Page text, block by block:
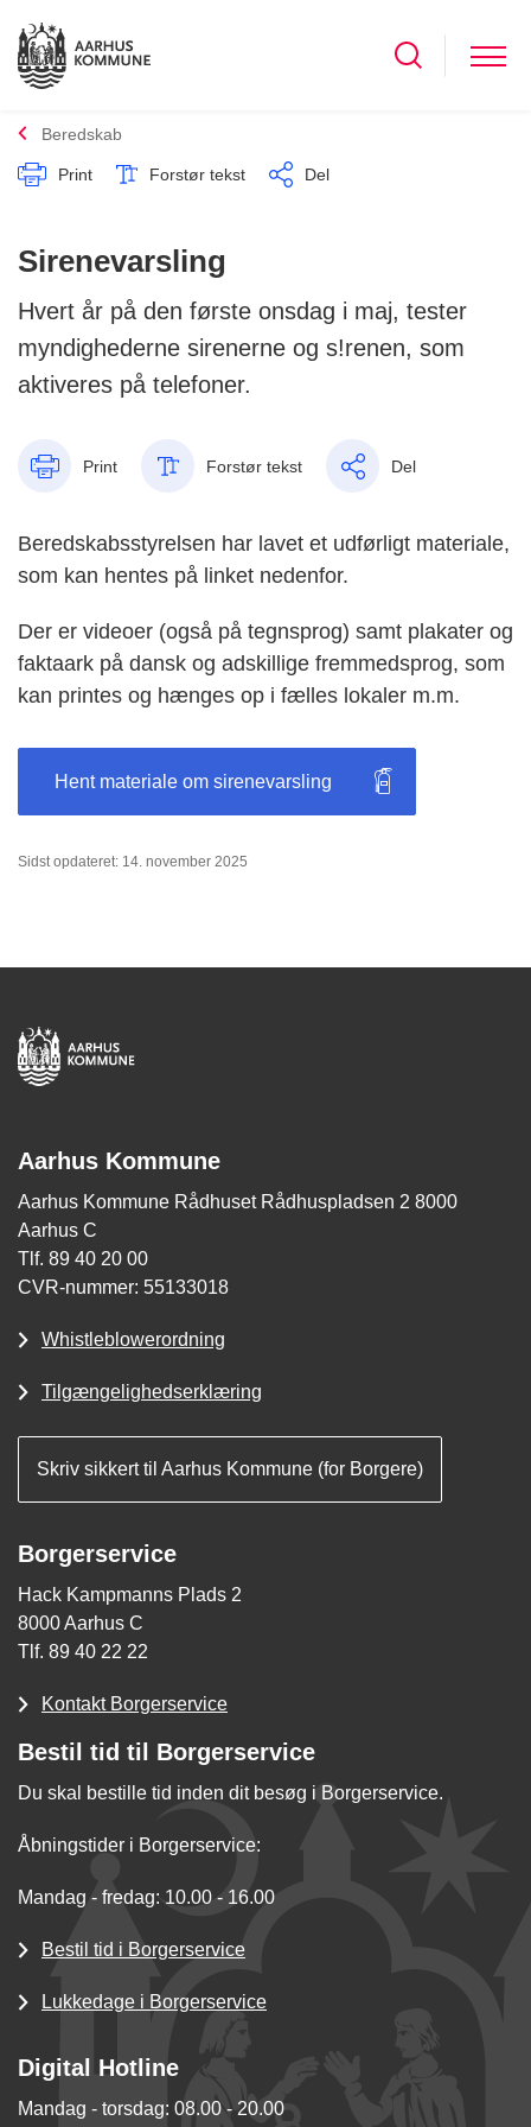
Beredskab
Print Forstør tekst Del
Sirenevarsling
Hvert år på den første onsdag i maj, tester
myndighederne sirenerne og s!renen, som
aktiveres på telefoner.
Print Forstør tekst Del
Beredskabsstyrelsen har lavet et udførligt materiale,
som kan hentes på linket nedenfor.
Der er videoer (også på tegnsprog) samt plakater og
faktaark på dansk og adskillige fremmedsprog, som
kan printes og hænges op i fælles lokaler m.m.
Hent materiale om sirenevarsling
Sidst opdateret: 14. november 2025
Aarhus Kommune
Aarhus Kommune Rådhuset Rådhuspladsen 2 8000
Aarhus C
Tlf. 89 40 20 00
CVR-nummer: 55133018
Whistleblowerordning
Tilgængelighedserklæring
Skriv sikkert til Aarhus Kommune (for Borgere)
Borgerservice
Hack Kampmanns Plads 2
8000 Aarhus C
Tlf. 89 40 22 22
Kontakt Borgerservice
Bestil tid til Borgerservice
Du skal bestille tid inden dit besøg i Borgerservice.
Åbningstider i Borgerservice:
Mandag - fredag: 10.00 - 16.00
Bestil tid i Borgerservice
Lukkedage i Borgerservice
Digital Hotline
Mandag - torsdag: 08.00 - 20.00